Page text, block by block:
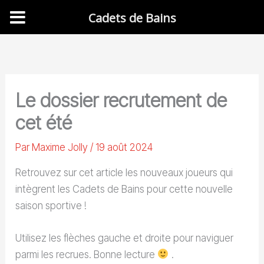
Le dossier recrutement de
cet été
ParMaxime Jolly /19 août 2024
Retrouvez sur cet article les nouveaux joueurs qui
intègrent les Cadets de Bains pour cette nouvelle
saison sportive !
Utilisez les flèches gauche et droite pour naviguer
parmi les recrues. Bonne lecture
.
Cadets de Bains